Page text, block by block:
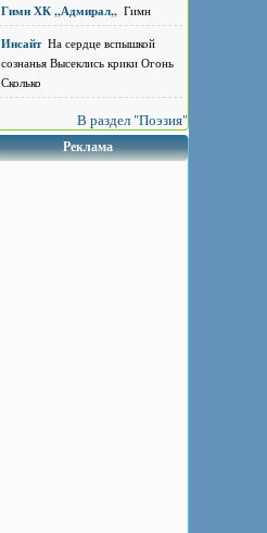
Гимн ХК ,,Адмирал,, Гимн
Инсайт На сердце вспышкой
сознанья Высеклись крики Огонь
Сколько
В раздел "Поэзия"
Реклама